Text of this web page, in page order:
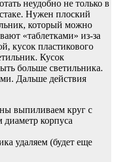
неудобно не только в
Нужен плоский
который можно
«таблетками» из-за
кусок пластикового
Кусок
больше светильника.
Дальше действия
выпиливаем круг с
корпуса
удаляем (будет еще